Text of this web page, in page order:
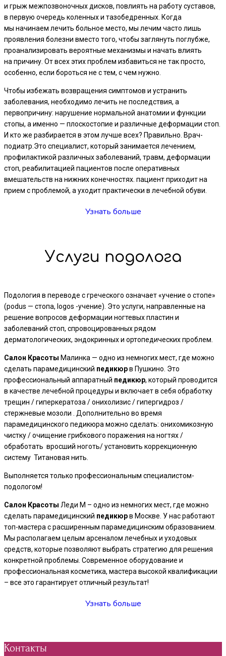
и грыж межпозвоночных дисков, повлиять на работу суставов,
в первую очередь коленных и тазобедренных. Когда
мы начинаем лечить больное место, мы лечим часто лишь
проявления болезни вместо того, чтобы заглянуть поглубже,
проанализировать вероятные механизмы и начать влиять
на причину. От всех этих проблем избавиться не так просто,
особенно, если бороться не с тем, с чем нужно.
Чтобы избежать возвращения симптомов и устранить
заболевания, необходимо лечить не последствия, а
первопричину: нарушение нормальной анатомии и функции
стопы, а именно — плоскостопие и различные деформации стоп.
И кто же разбирается в этом лучше всех? Правильно. Врач-
подиатр.Это специалист, который занимается лечением,
профилактикой различных заболеваний, травм, деформации
стоп, реабилитацией пациентов после оперативных
вмешательств на нижних конечностях. пациент приходит на
прием с проблемой, а уходит практически в лечебной обуви.
Узнать больше
Услуги подолога
Подология в переводе с греческого означает «учение о стопе»
(podus — стопа, logos -учение). Это услуги, направленные на
решение вопросов деформации ногтевых пластин и
заболеваний стоп, спровоцированных рядом
дерматологических, эндокринных и ортопедических проблем.
Салон Красоты Малинка — одно из немногих мест, где можно
сделать парамедицинский педикюрв Пушкино. Это
профессиональный аппаратный педикюр, который проводится
в качестве лечебной процедуры и включает в себя обработку
трещин / гиперкератоза / онихолизис / гипергидроз /
стержневые мозоли . Дополнительно во время
парамедицинского педикюра можно сделать: онихомикозную
чистку / очищение грибкового поражения на ногтях /
обработать вросший ноготь/ установить коррекционную
систему Титановая нить.
Выполняется только профессиональным специалистом-
подологом!
Салон Красоты Леди М – одно из немногих мест, где можно
сделать парамедицинский педикюрв Москве. У нас работают
топ-мастера с расширенным парамедицинским образованием.
Мы располагаем целым арсеналом лечебных и уходовых
средств, которые позволяют выбрать стратегию для решения
конкретной проблемы. Современное оборудование и
профессиональная косметика, мастера высокой квалификации
– все это гарантирует отличный результат!
Узнать больше
Контакты